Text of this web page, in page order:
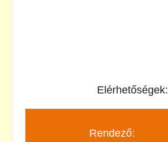
Elérhetőségek:
Rendező: